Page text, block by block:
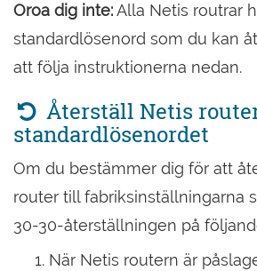
Oroa dig inte:Alla Netis routrar
standardlösenord som du kan
att följa instruktionerna nedan.
Återställ Netis
standardlösenordet
Om du bestämmer dig för att
router till fabriksinställningarna
30-30-återställningen på
När Netis routern är